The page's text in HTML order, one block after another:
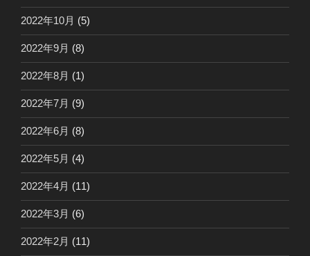
2022年10月 (5)
2022年9月 (8)
2022年8月 (1)
2022年7月 (9)
2022年6月 (8)
2022年5月 (4)
2022年4月 (11)
2022年3月 (6)
2022年2月 (11)